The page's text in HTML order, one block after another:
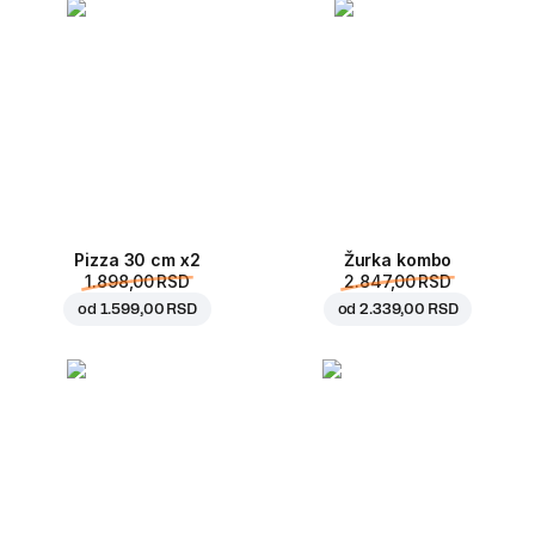
Pizza 30 cm x2
1.898,00 RSD
od 1.599,00 RSD
Žurka kombo
2.847,00 RSD
od2.339,00 RSD